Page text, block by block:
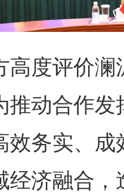
度评价澜
推动合作
效务实、
经济融合